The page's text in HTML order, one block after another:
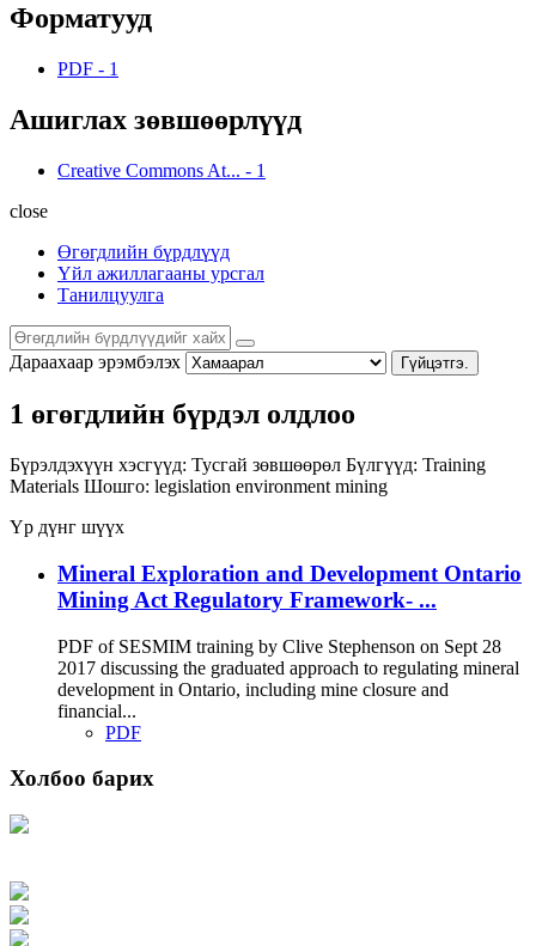
Форматууд
PDF - 1
Ашиглах зөвшөөрлүүд
Creative Commons At... - 1
close
Өгөгдлийн бүрдлүүд
Үйл ажиллагааны урсгал
Танилцуулга
Дараахаар эрэмбэлэх Гүйцэтгэ.
1 өгөгдлийн бүрдэл олдлоо
Бүрэлдэхүүн хэсгүүд: Тусгай зөвшөөрөл Бүлгүүд: Training
Materials Шошго: legislation environment mining
Үр дүнг шүүх
Mineral Exploration and Development Ontario
Mining Act Regulatory Framework- ...
PDF of SESMIM training by Clive Stephenson on Sept 28
2017 discussing the graduated approach to regulating mineral
development in Ontario, including mine closure and
financial...
PDF
Холбоо барих